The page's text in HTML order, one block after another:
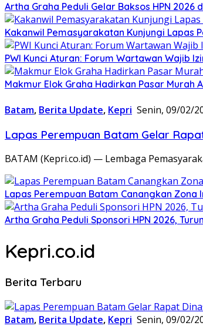
Artha Graha Peduli Gelar Baksos HPN
Kakanwil Pemasyarakatan Kunjungi Lapas
PWI Kunci Aturan: Forum Wartawan Wajib
Makmur Elok Graha Hadirkan Pasar
Batam, Berita Update, Kepri Senin, 09/02/
Lapas Perempuan Batam Gelar
BATAM (Kepri.co.id) — Lembaga
Lapas Perempuan Batam Canangkan
Artha Graha Peduli Sponsori HPN 2026,
Kepri.co.id
Berita Terbaru
Batam, Berita Update, Kepri Senin, 09/02/